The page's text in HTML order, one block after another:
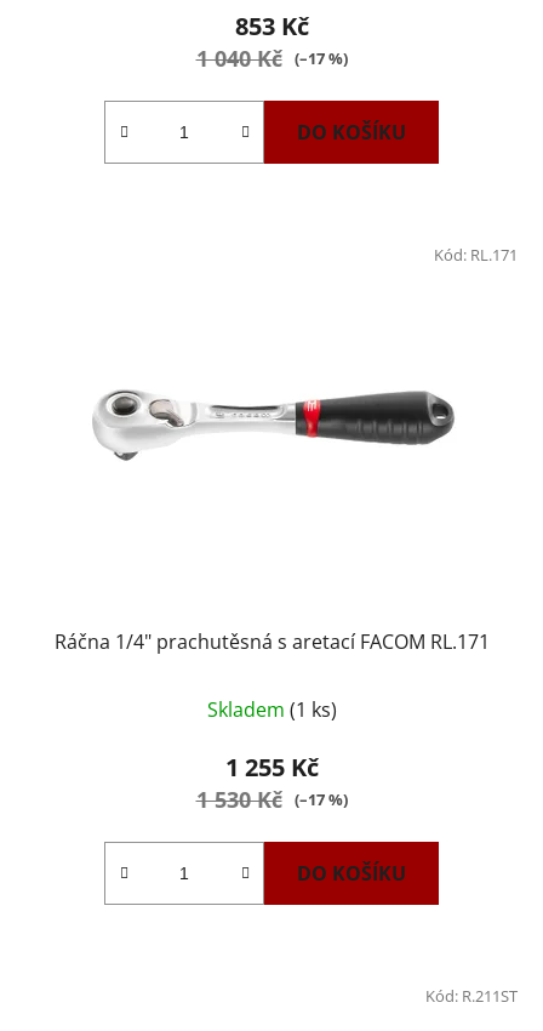
853 Kč
1 040 Kč (–17 %)
DO KOŠÍKU
Ráčna 1/4" prachutěsná s aretací FACOM RL.171
Skladem (1 ks)
1 255 Kč
1 530 Kč (–17 %)
DO KOŠÍKU
Kód: RL.171
Kód: R.211ST